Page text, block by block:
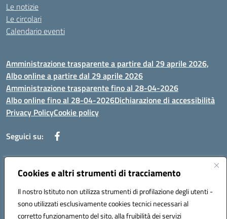
Cookies e altri strumenti di tracciamento
Il nostro Istituto non utilizza strumenti di profilazione degli utenti -
sono utilizzati esclusivamente cookies tecnici necessari al
corretto funzionamento del sito, alla fruibilità dei servizi
Le notizie
Le circolari
Calendario eventi
Amministrazione trasparente a partire dal 29 aprile 2026,
Albo online a partire dal 29 aprile 2026
Amministrazione trasparente fino al 28-04-2026
Albo online fino al 28-04-2026Dichiarazione di accessibilità
Privacy PolicyCookie policy
Seguici su:
Indirizzo:Via Selicato, 1 71122 FOGGIA (FG)
Posta elettronica certificata (PEC):fgee01200c@pec.istruzione.it
Codice fiscale: 80005820719